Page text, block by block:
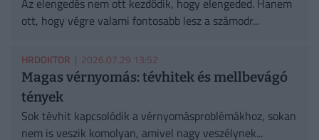
Az elengedés nem ott kezdődik, hogy elengeded. Hanem
ott, hogy végre valami fontosabb lesz a számodr...
HRDOKTOR | 2026.07.29 13:52
Magas vérnyomás: tévhitek és mellbevágó
tények
Sok tévhit kapcsolódik a vérnyomásproblémákhoz, sokan
nem is veszik komolyan, amivel nagy veszélynek...